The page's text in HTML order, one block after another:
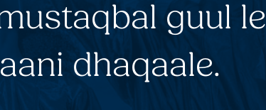
guul
dhaqaale.